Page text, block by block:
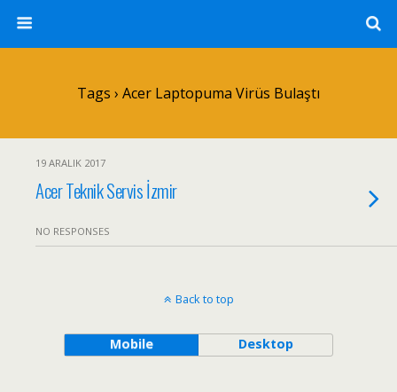
Tags › Acer Laptopuma Virüs Bulaştı
19 ARALIK 2017
Acer Teknik Servis İzmir
NO RESPONSES
Back to top
Mobile Desktop